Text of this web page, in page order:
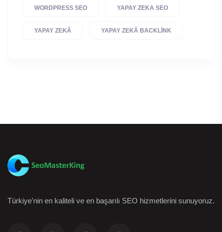
WORDPRESS SEO YAPAY ZEKA SEO
YAPAY ZEKÂ YAPAY ZEKÂ BACKLINK
Türkiye'nin en kaliteli ve en başarılı SEO hizmetlerini sunuyoruz.